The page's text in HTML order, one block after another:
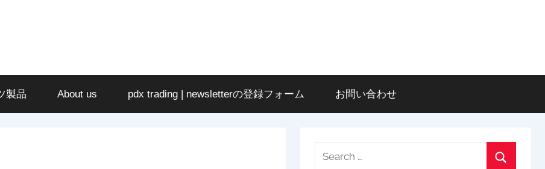
製品 About us pdx trading | newsletterの登録フォーム お問い合わせ
Search